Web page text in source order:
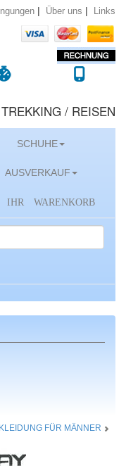
| Über uns | Links
/ REISEN
SCHUHE
AUSVERKAUF
IHR WARENKORB
FÜR MÄNNER